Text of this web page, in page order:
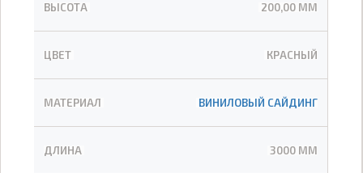
ВЫСОТА 200,00 ММ
ЦВЕТ КРАСНЫЙ
МАТЕРИАЛ ВИНИЛОВЫЙ САЙДИНГ
ДЛИНА 3000 ММ